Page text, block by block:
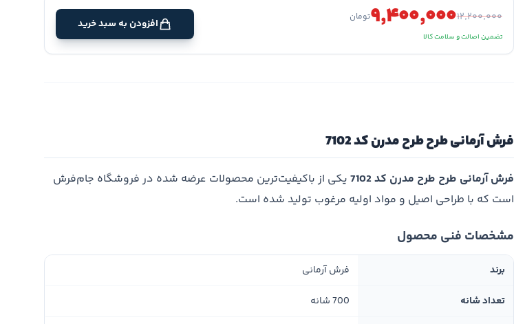
۱۲٬۲۰۰٬۰۰۰۹٬۴۰۰٬۰۰۰تومان
تضمین اصالت و سلامت کالا
افزودن به سبد خرید
فرش آرمانی طرح طرح مدرن کد 7102
فرش آرمانی طرح طرح مدرن کد 7102
یکی از باکیفیت‌ترین محصولات عرضه شده در فروشگاه جام‌فرش
است که با طراحی اصیل و مواد اولیه مرغوب تولید شده است.
مشخصات فنی محصول
برند فرش آرمانی
تعداد شانه 700 شانه